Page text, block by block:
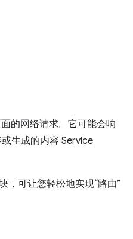
的网络请求。它可能会响
生成的内容 Service
，可让您轻松地实现“路由”